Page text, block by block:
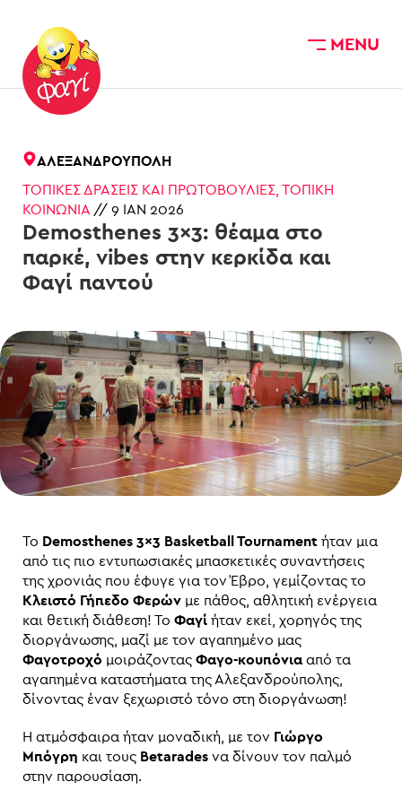
Skip to main content MENU
ΑΛΕΞΑΝΔΡΟΎΠΟΛΗ
ΤΟΠΙΚΈΣ ΔΡΆΣΕΙΣ ΚΑΙ ΠΡΩΤΟΒΟΥΛΊΕΣ ΤΟΠΙΚΉ
ΚΟΙΝΩΝΊΑ // 9 ΙΑΝ 2026
Demosthenes 3×3: θέαμα στο
παρκέ, vibes στην κερκίδα και
Φαγί παντού
Το Demosthenes 3×3 Basketball Tournament ήταν μια
από τις πιο εντυπωσιακές μπασκετικές συναντήσεις
της χρονιάς που έφυγε για τον Έβρο, γεμίζοντας το
Κλειστό Γήπεδο Φερών με πάθος, αθλητική ενέργεια
και θετική διάθεση! Το Φαγί ήταν εκεί, χορηγός της
διοργάνωσης, μαζί με τον αγαπημένο μας
Φαγοτροχό μοιράζοντας Φαγο-κουπόνια από τα
αγαπημένα καταστήματα της Αλεξανδρούπολης,
δίνοντας έναν ξεχωριστό τόνο στη διοργάνωση!
Η ατμόσφαιρα ήταν μοναδική, με τον Γιώργο
Μπόγρη και τους Betarades να δίνουν τον παλμό
στην παρουσίαση.